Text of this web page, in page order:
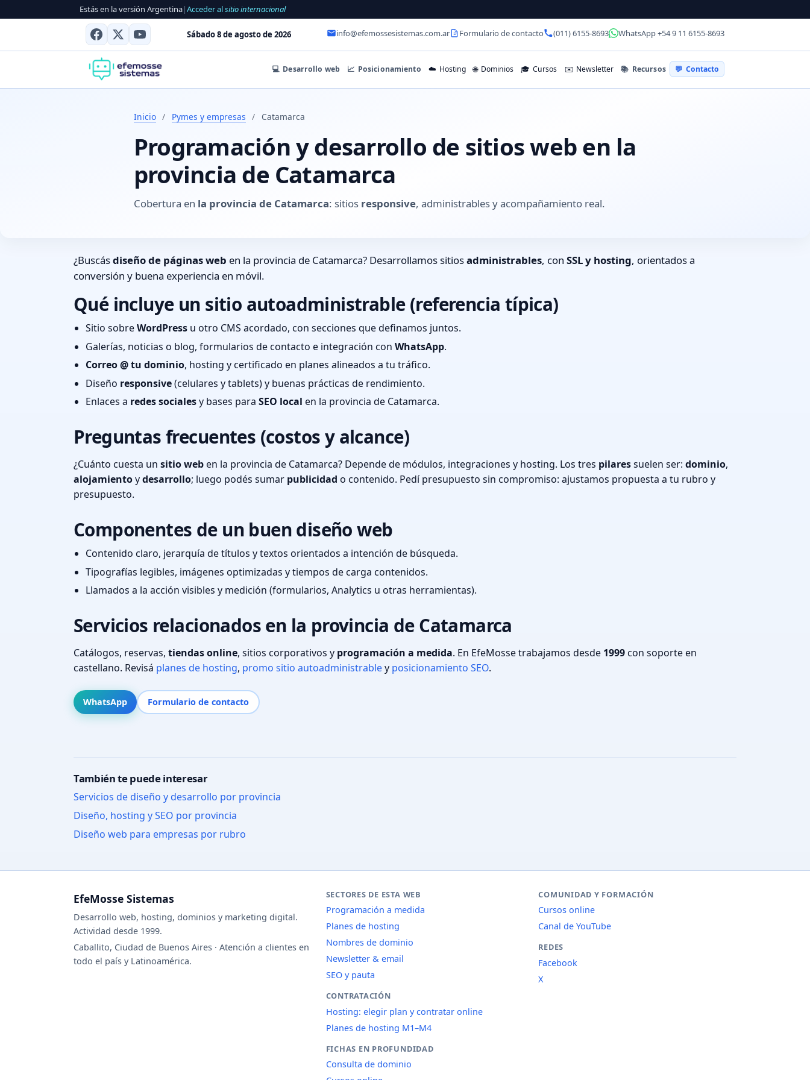
Estás en la versión Argentina|Acceder alsitio internacional
Sábado 8 de agosto de 2026 info@efemossesistemas.com.ar Formulario de contacto (011) 6155-8693 WhatsApp +54 9 11 6155-8693
💻 Desarrollo web 📈 Posicionamiento ☁️ Hosting 🌐 Dominios 🎓 Cursos ✉️ Newsletter 📚 Recursos 💬 Contacto
Inicio / Pymes y empresas / Catamarca
Programación y desarrollo de sitios web en la
provincia de Catamarca
Cobertura en la provincia de Catamarca: sitios responsive, administrables y acompañamiento real.
¿Buscásdiseño de páginas web en la provincia de Catamarca? Desarrollamos sitiosadministrables, con SSL y hosting, orientados a
conversión y buena experiencia en móvil.
Qué incluye un sitio autoadministrable (referencia típica)
Sitio sobreWordPress u otro CMS acordado, con secciones que definamos juntos.
Galerías, noticias o blog, formularios de contacto e integración con WhatsApp.
Correo @ tu dominio, hosting y certificado en planes alineados a tu tráfico.
Diseño responsive(celulares y tablets) y buenas prácticas de rendimiento.
Enlaces a redes socialesy bases para SEO local en la provincia de Catamarca.
Preguntas frecuentes (costos y alcance)
¿Cuánto cuesta un sitio weben la provincia de Catamarca? Depende de módulos, integraciones y hosting. Los tres pilaressuelen ser: dominio,
alojamientoydesarrollo; luego podés sumar publicidad o contenido. Pedí presupuesto sin compromiso: ajustamos propuesta a tu rubro y
presupuesto.
Componentes de un buen diseño web
Contenido claro, jerarquía de títulos y textos orientados a intención de búsqueda.
Tipografías legibles, imágenes optimizadas y tiempos de carga contenidos.
Llamados a la acción visibles y medición (formularios, Analytics u otras herramientas).
Servicios relacionados en la provincia de Catamarca
Catálogos, reservas, tiendas online, sitios corporativos y programación a medida. En EfeMosse trabajamos desde 1999con soporte en
castellano. Revisá planes de hosting, promo sitio autoadministrabley posicionamiento SEO.
WhatsApp Formulario de contacto
También te puede interesar
Servicios de diseño y desarrollo por provincia
Diseño, hosting y SEO por provincia
Diseño web para empresas por rubro
EfeMosse Sistemas
Desarrollo web, hosting, dominios y marketing digital.
Actividad desde 1999.
Caballito, Ciudad de Buenos Aires · Atención a clientes en
todo el país y Latinoamérica.
SECTORES DE ESTA WEB
Programación a medida
Planes de hosting
Nombres de dominio
Newsletter & email
SEO y pauta
CONTRATACIÓN
Hosting: elegir plan y contratar online
Planes de hosting M1–M4
FICHAS EN PROFUNDIDAD
Consulta de dominio
COMUNIDAD Y FORMACIÓN
Cursos online
Canal de YouTube
REDES
Facebook
X